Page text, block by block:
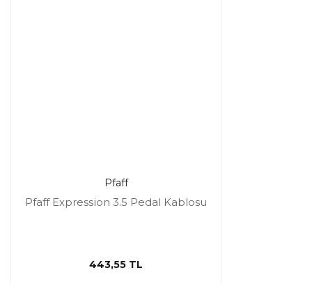
Pfaff
Pfaff Expression 3.5 Pedal Kablosu
443,55 TL